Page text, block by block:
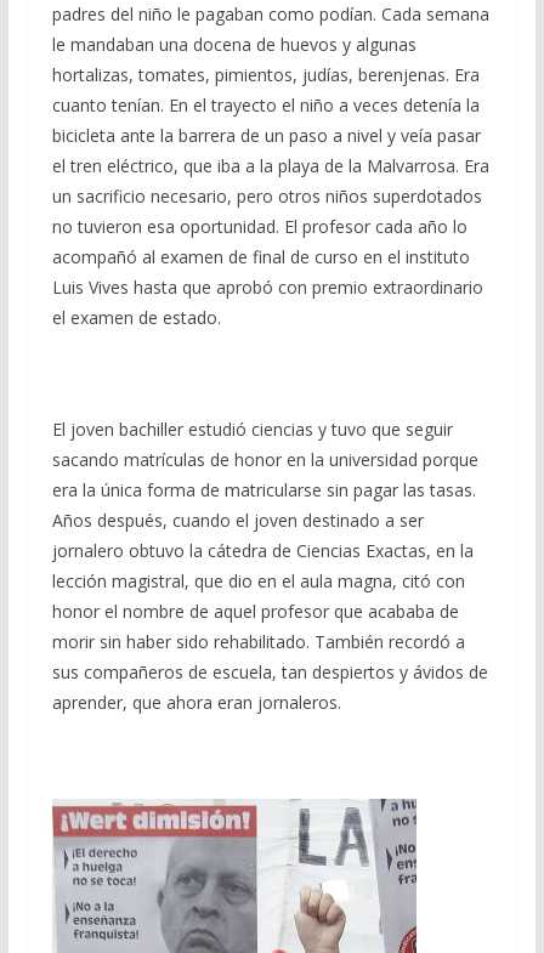
padres del niño le pagaban como podían. Cada semana
le mandaban una docena de huevos y algunas
hortalizas, tomates, pimientos, judías, berenjenas. Era
cuanto tenían. En el trayecto el niño a veces detenía la
bicicleta ante la barrera de un paso a nivel y veía pasar
el tren eléctrico, que iba a la playa de la Malvarrosa. Era
un sacrificio necesario, pero otros niños superdotados
no tuvieron esa oportunidad. El profesor cada año lo
acompañó al examen de final de curso en el instituto
Luis Vives hasta que aprobó con premio extraordinario
el examen de estado.
El joven bachiller estudió ciencias y tuvo que seguir
sacando matrículas de honor en la universidad porque
era la única forma de matricularse sin pagar las tasas.
Años después, cuando el joven destinado a ser
jornalero obtuvo la cátedra de Ciencias Exactas, en la
lección magistral, que dio en el aula magna, citó con
honor el nombre de aquel profesor que acababa de
morir sin haber sido rehabilitado. También recordó a
sus compañeros de escuela, tan despiertos y ávidos de
aprender, que ahora eran jornaleros.